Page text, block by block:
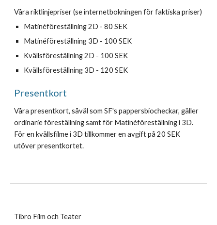
Våra riktlinjepriser (se internetbokningen för faktiska priser)
Matinéföreställning 2D - 80 SEK
Matinéföreställning 3D - 100 SEK
Kvällsföreställning 2D - 100 SEK
Kvällsföreställning 3D - 120 SEK
Presentkort
Våra presentkort, såväl som SF's pappersbiocheckar, gäller
ordinarie föreställning samt för Matinéföreställning i 3D.
För en kvällsfilme i 3D tillkommer en avgift på 20 SEK
utöver presentkortet.
Tibro Film och Teater